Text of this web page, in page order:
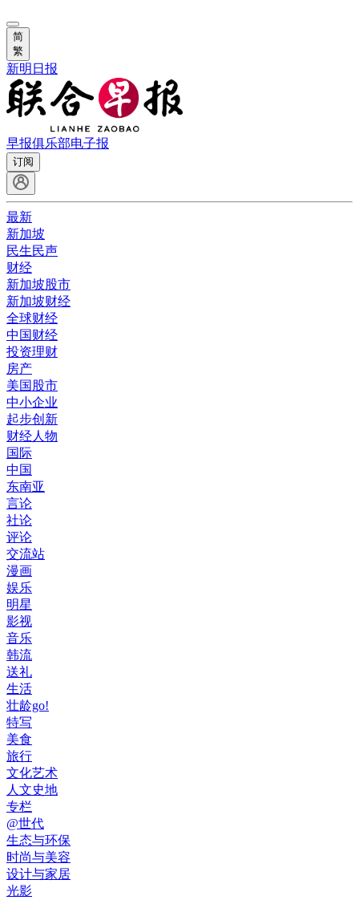
简
繁
新明日报
早报俱乐部电子报
订阅
最新
新加坡
民生民声
财经
新加坡股市
新加坡财经
全球财经
中国财经
投资理财
房产
美国股市
中小企业
起步创新
财经人物
国际
中国
东南亚
言论
社论
评论
交流站
漫画
娱乐
明星
影视
音乐
韩流
送礼
生活
壮龄go!
特写
美食
旅行
文化艺术
人文史地
专栏
@世代
生态与环保
时尚与美容
设计与家居
光影